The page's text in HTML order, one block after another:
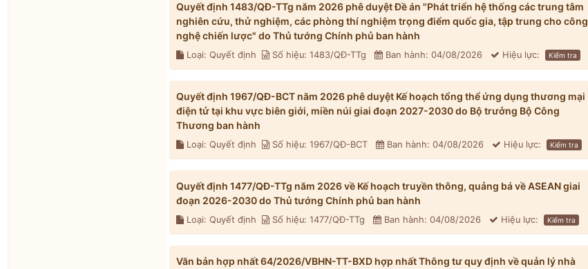
Quyết định 1483/QĐ-TTg năm 2026 phê duyệt Đề án "Phát triển hệ thống các trung tâm
nghiên cứu, thử nghiệm, các phòng thí nghiệm trọng điểm quốc gia, tập trung cho công
nghệ chiến lược" do Thủ tướng Chính phủ ban hành
Loại: Quyết định Số hiệu: 1483/QĐ-TTg Ban hành: 04/08/2026 Hiệu lực: Kiểm tra
Quyết định 1967/QĐ-BCT năm 2026 phê duyệt Kế hoạch tổng thể ứng dụng thương mại
điện tử tại khu vực biên giới, miền núi giai đoạn 2027-2030 do Bộ trưởng Bộ Công
Thương ban hành
Loại: Quyết định Số hiệu: 1967/QĐ-BCT Ban hành: 04/08/2026 Hiệu lực: Kiểm tra
Quyết định 1477/QĐ-TTg năm 2026 về Kế hoạch truyền thông, quảng bá về ASEAN giai
đoạn 2026-2030 do Thủ tướng Chính phủ ban hành
Loại: Quyết định Số hiệu: 1477/QĐ-TTg Ban hành: 04/08/2026 Hiệu lực: Kiểm tra
Văn bản hợp nhất 64/2026/VBHN-TT-BXD hợp nhất Thông tư quy định về quản lý nhà